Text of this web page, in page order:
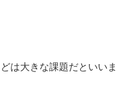
は大きな課題だといいま